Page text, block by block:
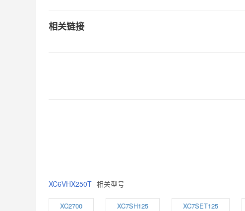
相关链接
XC6VHX250T 相关型号
XC2700 XC7SH125 XC7SET125